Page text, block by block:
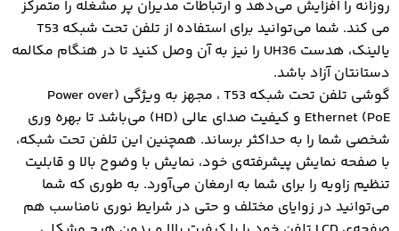
روزانه را افزایش می‌دهد و ارتباطات مدیران پر مشغله را متمرکز
می کند. شما می‌توانید برای استفاده از تلفن تحت شبکه T53
یالینک، هدست UH36 را نیز به آن وصل کنید تا در هنگام مکالمه
دستانتان آزاد باشد.
گوشی تلفن تحت شبکه T53 ، مجهز به ویژگی (Power over
Ethernet (PoE و کیفیت صدای عالی (HD) می‌باشد تا بهره وری
شخصی شما را به حداکثر برساند. همچنین این تلفن تحت شبکه،
با صفحه نمایش پیشرفته‌ی خود، نمایش با وضوح بالا و قابلیت
تنظیم زاویه را برای شما به ارمغان می‌آورد. به طوری که شما
می‌توانید در زوایای مختلف و حتی در شرایط نوری نامناسب هم